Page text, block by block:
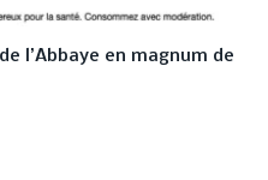
l’Abbaye en magnum de